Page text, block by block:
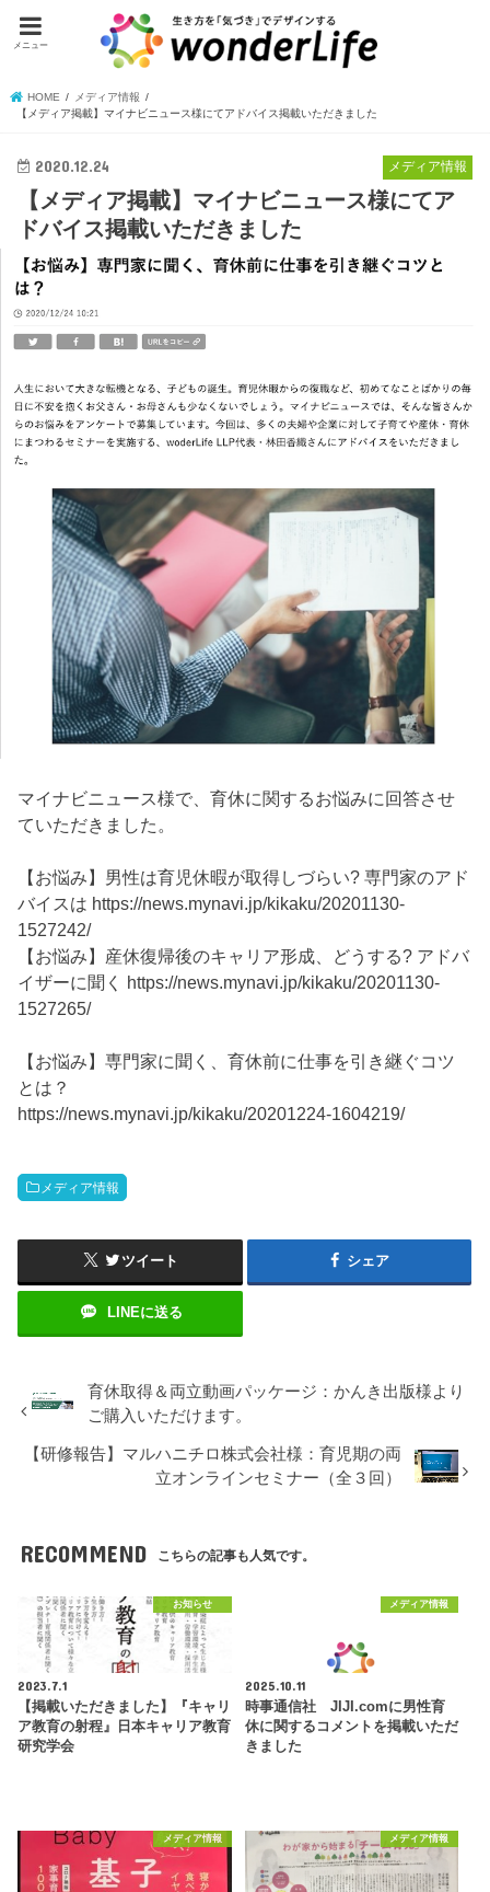
メニュー
HOME
メディア情報
【メディア掲載】マイナビニュース様にてアドバイス掲載いただきました
メディア情報
2020.12.24
【メディア掲載】マイナビニュース様にてア
ドバイス掲載いただきました
マイナビニュース様で、育休に関するお悩みに回答させ
ていただきました。
【お悩み】男性は育児休暇が取得しづらい? 専門家のアド
バイスは https://news.mynavi.jp/kikaku/20201130-
1527242/
【お悩み】産休復帰後のキャリア形成、どうする? アドバ
イザーに聞く https://news.mynavi.jp/kikaku/20201130-
1527265/
【お悩み】専門家に聞く、育休前に仕事を引き継ぐコツ
とは？
https://news.mynavi.jp/kikaku/20201224-1604219/
メディア情報
ツイート シェア
LINEに送る
育休取得＆両立動画パッケージ：かんき出版様より
ご購入いただけます。
【研修報告】マルハニチロ株式会社様：育児期の両
立オンラインセミナー（全３回）
RECOMMEND こちらの記事も人気です。
お知らせ
2023.7.1
【掲載いただきました】『キャリ
ア教育の射程』日本キャリア教育
研究学会
メディア情報
2025.10.11
時事通信社 JIJI.comに男性育
休に関するコメントを掲載いただ
きました
メディア情報 メディア情報